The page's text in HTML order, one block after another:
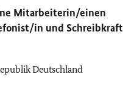
Mitarbeiterin/einen
in und Schreibkraft
Deutschland